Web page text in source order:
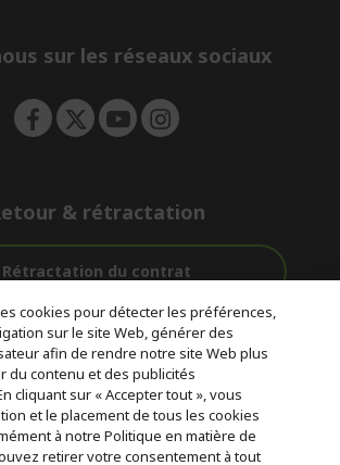
e
sur les réseaux sociaux
& rétractation
Rétractation du contrat
Accompagnement
avant et après-
vente
Paiement
Sécurisé
et marchand agréé pour les produits et
cookies pour détecter les préférences,
sur le site Web, générer des
afin de rendre notre site Web plus
du contenu et des publicités
cliquant sur « Accepter tout », vous
et le placement de tous les cookies
à notre Politique en matière de
retirer votre consentement à tout